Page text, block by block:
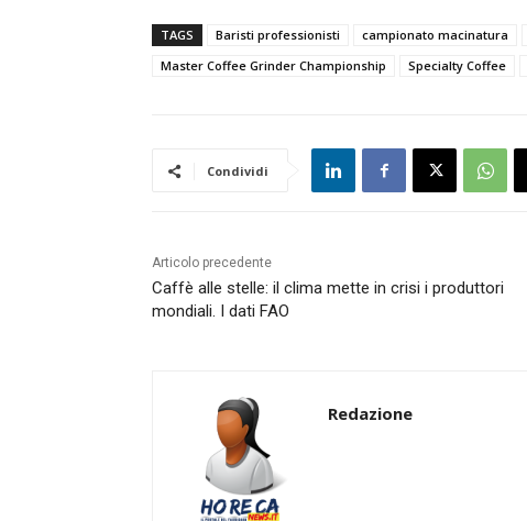
TAGS Baristi professionisti campionato macinatura
Master Coffee Grinder Championship
Specialty Coffee
Condividi
Articolo precedente
Caffè alle stelle: il clima mette in crisi i produttori
mondiali. I dati FAO
Redazione